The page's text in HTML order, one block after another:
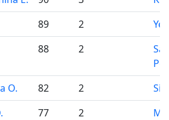
89 2
88 2
O. 82 2
77 2